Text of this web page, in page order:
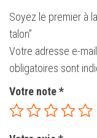
Soyez le premier à
talon”
Votre adresse e-
obligatoires sont
Votre note*